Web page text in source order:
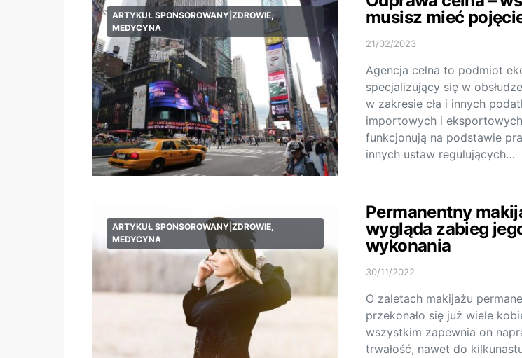
ARTYKUŁ SPONSOROWANY|ZDROWIE,
MEDYCYNA
musisz mieć
21/02/2023
Agencja celna to podmiot
specjalizujący się w
w zakresie cła i innych
importowych i
funkcjonują na podstawie
innych ustaw regulujących…
ARTYKUŁ SPONSOROWANY|ZDROWIE,
MEDYCYNA
Permanentny
wygląda zabieg
wykonania
30/11/2022
O zaletach makijażu
przekonało się już wiele
wszystkim zapewnia on
trwałość, nawet do